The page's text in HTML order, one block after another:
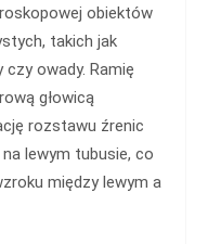
obiektów
takich jak
czy owady. Ramię
głowicą
rozstawu źrenic
lewym tubusie, co
między lewym a